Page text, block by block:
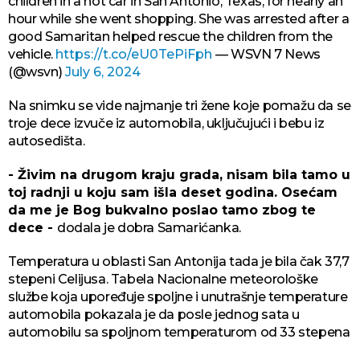
hour while she went shopping. She was arrested after a
good Samaritan helped rescue the children from the
vehicle. https://t.co/eU0TePiFph — WSVN 7 News
(@wsvn) July 6, 2024
Na snimku se vide najmanje tri žene koje pomažu da se
troje dece izvuče iz automobila, uključujući i bebu iz
autosedišta.
- Živim na drugom kraju grada, nisam bila tamo u
toj radnji u koju sam išla deset godina. Osećam
da me je Bog bukvalno poslao tamo zbog te
dece - dodala je dobra Samarićanka.
Temperatura u oblasti San Antonija tada je bila čak 37,7
stepeni Celijusa. Tabela Nacionalne meteorološke
službe koja upoređuje spoljne i unutrašnje temperature
automobila pokazala je da posle jednog sata u
automobilu sa spoljnom temperaturom od 33 stepena